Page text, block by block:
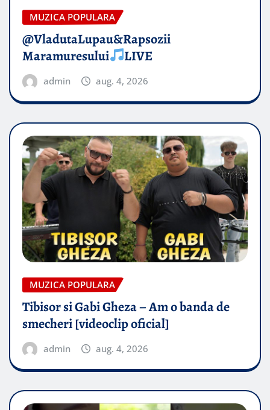
MUZICA POPULARA
@VladutaLupau&Rapsozii
Maramuresului
LIVE
admin aug. 4, 2026
MUZICA POPULARA
Tibisor si Gabi Gheza – Am o banda de
smecheri [videoclip oficial]
admin aug. 4, 2026